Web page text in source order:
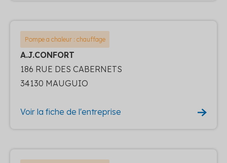
Pompe a chaleur : chauffage
A.J.CONFORT
186 RUE DES CABERNETS
34130 MAUGUIO
Voir la fiche de l'entreprise